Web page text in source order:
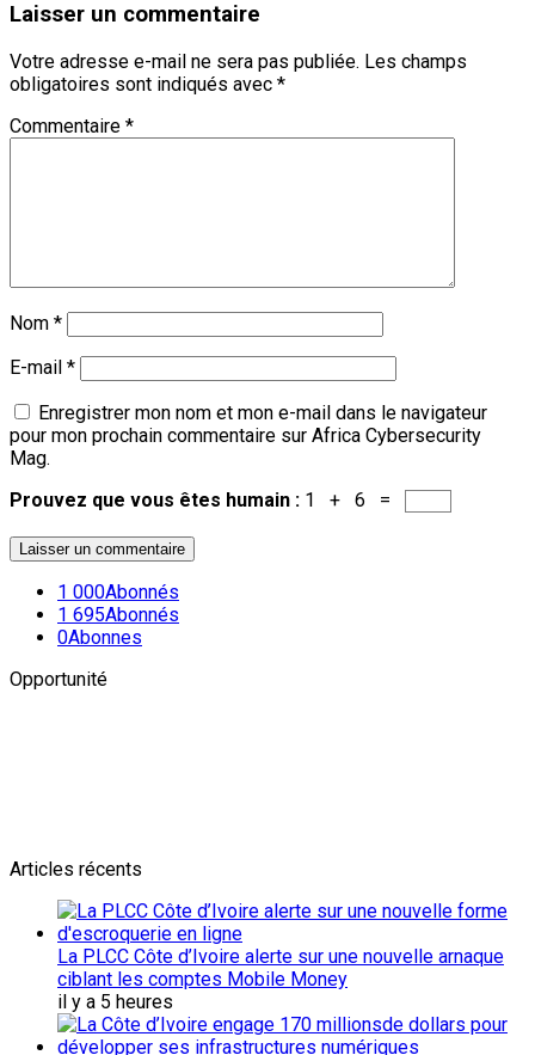
Laisser un commentaire
Votre adresse e-mail ne sera pas publiée. Les champs
obligatoires sont indiqués avec *
Commentaire *
Nom *
E-mail *
Enregistrer mon nom et mon e-mail dans le navigateur
pour mon prochain commentaire sur Africa Cybersecurity
Mag.
Prouvez que vous êtes humain : 1 + 6 =
1 000Abonnés
1 695Abonnés
0Abonnes
Opportunité
Articles récents
La PLCC Côte d’Ivoire alerte sur une nouvelle arnaque
ciblant les comptes Mobile Money
il y a 5 heures